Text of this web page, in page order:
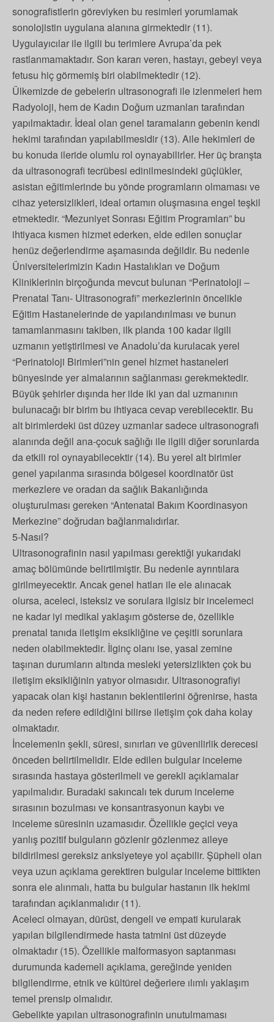
sonografistlerin göreviyken bu resimleri yorumlamak
sonolojistin uygulana alanına girmektedir (11).
Uygulayıcılar ile ilgili bu terimlere Avrupa’da pek
rastlanmamaktadır. Son kararı veren, hastayı, gebeyi veya
fetusu hiç görmemiş biri olabilmektedir (12).
Ülkemizde de gebelerin ultrasonografi ile izlenmeleri hem
Radyoloji, hem de Kadın Doğum uzmanları tarafından
yapılmaktadır. İdeal olan genel taramaların gebenin kendi
hekimi tarafından yapılabilmesidir (13). Aile hekimleri de
bu konuda ileride olumlu rol oynayabilirler. Her üç branşta
da ultrasonografi tecrübesi edinilmesindeki güçlükler,
asistan eğitimlerinde bu yönde programların olmaması ve
cihaz yetersizlikleri, ideal ortamın oluşmasına engel teşkil
etmektedir. “Mezuniyet Sonrası Eğitim Programları” bu
ihtiyaca kısmen hizmet ederken, elde edilen sonuçlar
henüz değerlendirme aşamasında değildir. Bu nedenle
Üniversitelerimizin Kadın Hastalıkları ve Doğum
Kliniklerinin birçoğunda mevcut bulunan “Perinatoloji –
Prenatal Tanı- Ultrasonografi” merkezlerinin öncelikle
Eğitim Hastanelerinde de yapılandırılması ve bunun
tamamlanmasını takiben, ilk planda 100 kadar ilgili
uzmanın yetiştirilmesi ve Anadolu’da kurulacak yerel
“Perinatoloji Birimleri”nin genel hizmet hastaneleri
bünyesinde yer almalarının sağlanması gerekmektedir.
Büyük şehirler dışında her ilde iki yan dal uzmanının
bulunacağı bir birim bu ihtiyaca cevap verebilecektir. Bu
alt birimlerdeki üst düzey uzmanlar sadece ultrasonografi
alanında değil ana-çocuk sağlığı ile ilgili diğer sorunlarda
da etkili rol oynayabilecektir (14). Bu yerel alt birimler
genel yapılanma sırasında bölgesel koordinatör üst
merkezlere ve oradan da sağlık Bakanlığında
oluşturulması gereken “Antenatal Bakım Koordinasyon
Merkezine” doğrudan bağlanmalıdırlar.
5-Nasıl?
Ultrasonografinin nasıl yapılması gerektiği yukarıdaki
amaç bölümünde belirtilmiştir. Bu nedenle ayrıntılara
girilmeyecektir. Ancak genel hatları ile ele alınacak
olursa, aceleci, isteksiz ve sorulara ilgisiz bir incelemeci
ne kadar iyi medikal yaklaşım gösterse de, özellikle
prenatal tanıda iletişim eksikliğine ve çeşitli sorunlara
neden olabilmektedir. İlginç olanı ise, yasal zemine
taşınan durumların altında mesleki yetersizlikten çok bu
iletişim eksikliğinin yatıyor olmasıdır. Ultrasonografiyi
yapacak olan kişi hastanın beklentilerini öğrenirse, hasta
da neden refere edildiğini bilirse iletişim çok daha kolay
olmaktadır.
İncelemenin şekli, süresi, sınırları ve güvenilirlik derecesi
önceden belirtilmelidir. Elde edilen bulgular inceleme
sırasında hastaya gösterilmeli ve gerekli açıklamalar
yapılmalıdır. Buradaki sakıncalı tek durum inceleme
sırasının bozulması ve konsantrasyonun kaybı ve
inceleme süresinin uzamasıdır. Özellikle geçici veya
yanlış pozitif bulguların gözlenir gözlenmez aileye
bildirilmesi gereksiz anksiyeteye yol açabilir. Şüpheli olan
veya uzun açıklama gerektiren bulgular inceleme bittikten
sonra ele alınmalı, hatta bu bulgular hastanın ilk hekimi
tarafından açıklanmalıdır (11).
Aceleci olmayan, dürüst, dengeli ve empati kurularak
yapılan bilgilendirmede hasta tatmini üst düzeyde
olmaktadır (15). Özellikle malformasyon saptanması
durumunda kademeli açıklama, gereğinde yeniden
bilgilendirme, etnik ve kültürel değerlere ılımlı yaklaşım
temel prensip olmalıdır.
Gebelikte yapılan ultrasonografinin unutulmaması